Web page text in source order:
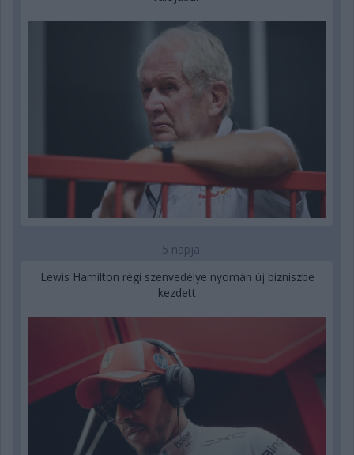
5 napja
Lewis Hamilton régi szenvedélye nyomán új bizniszbe
kezdett